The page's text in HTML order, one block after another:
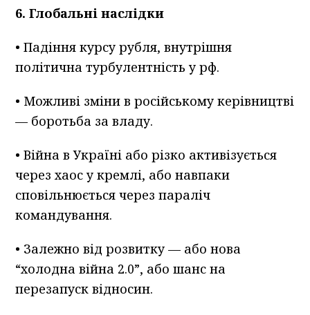
6. Глобальні наслідки
• Падіння курсу рубля, внутрішня
політична турбулентність у рф.
• Можливі зміни в російському керівництві
— боротьба за владу.
• Війна в Україні або різко активізується
через хаос у кремлі, або навпаки
сповільнюється через параліч
командування.
• Залежно від розвитку — або нова
“холодна війна 2.0”, або шанс на
перезапуск відносин.